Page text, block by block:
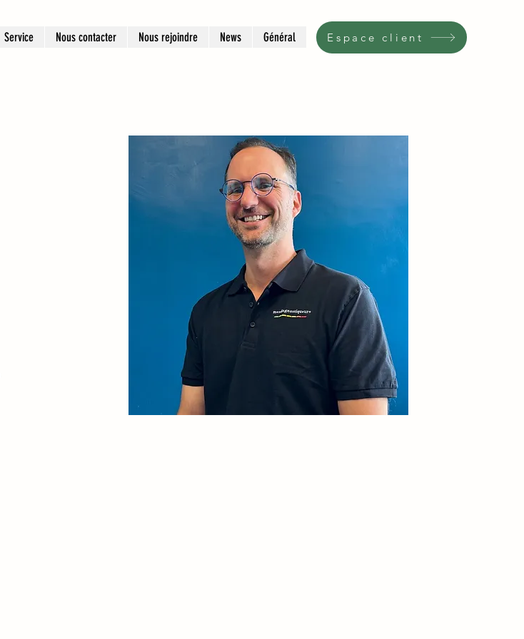
Service Nous contacter Nous rejoindre News Général Espace client